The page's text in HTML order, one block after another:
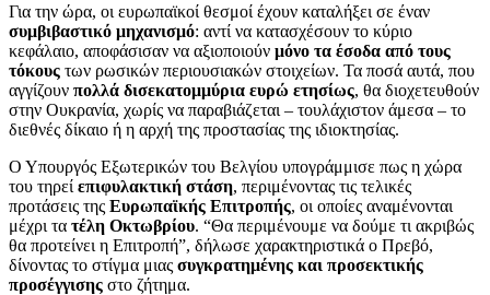
Για την ώρα, οι ευρωπαϊκοί θεσμοί έχουν καταλήξει σε έναν
συμβιβαστικό μηχανισμό: αντί να κατασχέσουν το κύριο
κεφάλαιο, αποφάσισαν να αξιοποιούν μόνο τα έσοδα από τους
τόκους των ρωσικών περιουσιακών στοιχείων. Τα ποσά αυτά, που
αγγίζουν πολλά δισεκατομμύρια ευρώ ετησίως, θα διοχετευθούν
στην Ουκρανία, χωρίς να παραβιάζεται – τουλάχιστον άμεσα – το
διεθνές δίκαιο ή η αρχή της προστασίας της ιδιοκτησίας.
Ο Υπουργός Εξωτερικών του Βελγίου υπογράμμισε πως η χώρα
του τηρεί επιφυλακτική στάση, περιμένοντας τις τελικές
προτάσεις της Ευρωπαϊκής Επιτροπής, οι οποίες αναμένονται
μέχρι τα τέλη Οκτωβρίου. “Θα περιμένουμε να δούμε τι ακριβώς
θα προτείνει η Επιτροπή”, δήλωσε χαρακτηριστικά ο Πρεβό,
δίνοντας το στίγμα μιας συγκρατημένης και προσεκτικής
προσέγγισης στο ζήτημα.